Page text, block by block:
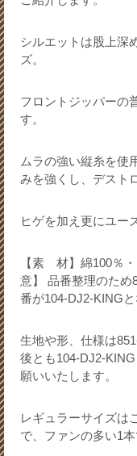
シルエットは股上深
ズ。
フロントジッパーの
す。
ムラの強い縦糸を使
みを強くし、デスト
ヒゲを加え更にユー
【素 材】綿100％
意】 品番整理のため
番が104-DJ2-KINGと
生地や形、仕様は
後とも104-DJ2-
願いいたします。
レギュラーサイズは
で、ファンの多い1本